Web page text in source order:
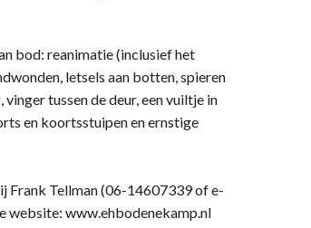
bod: reanimatie (inclusief het
letsels aan botten, spieren
tussen de deur, een vuiltje in
en koortsstuipen en ernstige
Frank Tellman (06-14607339 of e-
website: www.ehbodenekamp.nl